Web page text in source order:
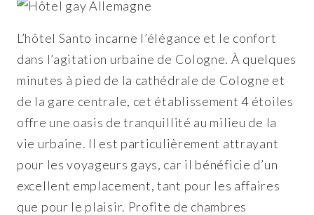
L’hôtel Santo incarne l’élégance et le confort
dans l’agitation urbaine de Cologne. À quelques
minutes à pied de la cathédrale de Cologne et
de la gare centrale, cet établissement 4 étoiles
offre une oasis de tranquillité au milieu de la
vie urbaine. Il est particulièrement attrayant
pour les voyageurs gays, car il bénéficie d’un
excellent emplacement, tant pour les affaires
que pour le plaisir. Profite de chambres